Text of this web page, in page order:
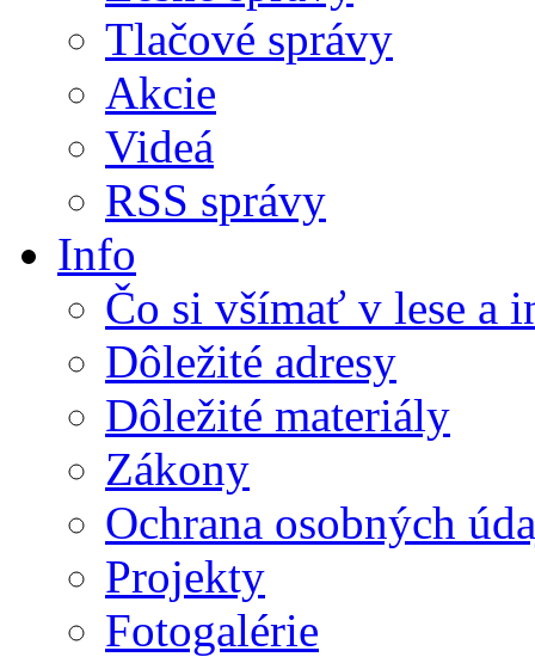
Tlačové správy
Akcie
Videá
RSS správy
Info
Čo si všímať v lese a
Dôležité adresy
Dôležité materiály
Zákony
Ochrana osobných
Projekty
Fotogalérie